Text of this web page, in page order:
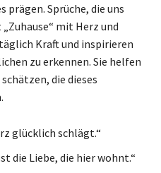
prägen. Sprüche, die uns
mit Herz und
Kraft und inspirieren
zu erkennen. Sie helfen
die dieses
glücklich schlägt.“
die Liebe, die hier wohnt.“